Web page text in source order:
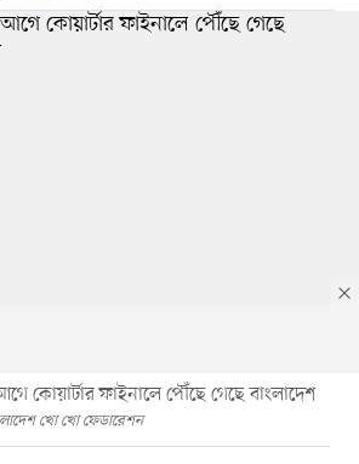
কোয়ার্টার ফাইনালে পৌঁছে গেছে বাংলাদেশ
খো খো ফেডারেশন